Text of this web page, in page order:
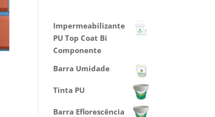
Impermeabilizante
PU Top Coat Bi
Componente
Barra Umidade
Tinta PU
Barra Eflorescência